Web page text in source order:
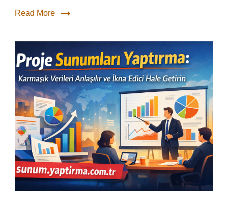
Read More